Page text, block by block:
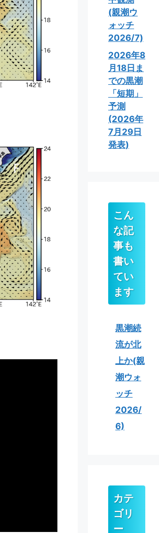
(親潮ウ
ォッチ
2026/7)
2026年8
月18日ま
での黒潮
「短期」
予測
(2026年
7月29日
発表)
こん
な記
事も
書い
てい
ます
黒潮続
流が北
上か(親
潮ウォ
ッチ
2026/
6)
カテ
ゴリ
ー